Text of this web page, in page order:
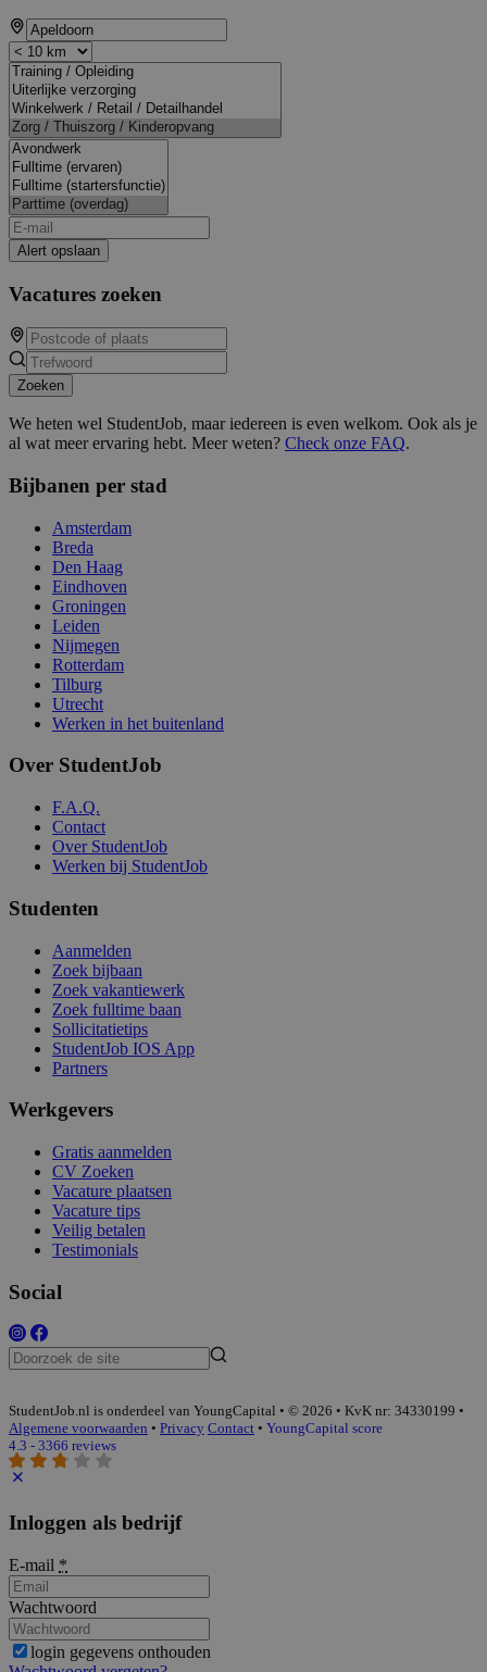
Alert opslaan
Vacatures zoeken
Zoeken
We heten wel StudentJob, maar iedereen is even welkom. Ook als je
al wat meer ervaring hebt. Meer weten? Check onze FAQ.
Bijbanen per stad
Amsterdam
Breda
Den Haag
Eindhoven
Groningen
Leiden
Nijmegen
Rotterdam
Tilburg
Utrecht
Werken in het buitenland
Over StudentJob
F.A.Q.
Contact
Over StudentJob
Werken bij StudentJob
Studenten
Aanmelden
Zoek bijbaan
Zoek vakantiewerk
Zoek fulltime baan
Sollicitatietips
StudentJob IOS App
Partners
Werkgevers
Gratis aanmelden
CV Zoeken
Vacature plaatsen
Vacature tips
Veilig betalen
Testimonials
Social
StudentJob.nl is onderdeel van YoungCapital • © 2026 • KvK nr: 34330199 •
Algemene voorwaarden • Privacy Contact • YoungCapital score
4.3 - 3366 reviews
Inloggen als bedrijf
E-mail *
Wachtwoord
login gegevens onthouden